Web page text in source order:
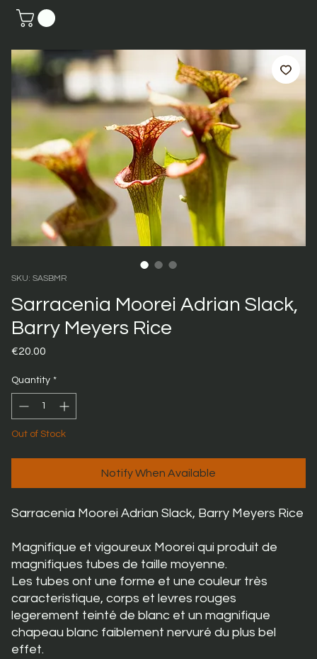
SKU: SASBMR
Sarracenia Moorei Adrian Slack,
Barry Meyers Rice
€20.00
Quantity *
Out of Stock
Notify When Available
Sarracenia Moorei Adrian Slack, Barry Meyers Rice
Magnifique et vigoureux Moorei qui produit de
magnifiques tubes de taille moyenne.
Les tubes ont une forme et une couleur très
caracteristique, corps et levres rouges
legerement teinté de blanc et un magnifique
chapeau blanc faiblement nervuré du plus bel
effet.